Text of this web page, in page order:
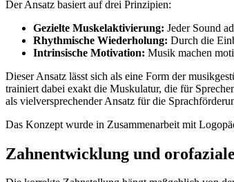
Der Ansatz basiert auf drei Prinzipien:
Gezielte Muskelaktivierung: Jeder Sound
Rhythmische Wiederholung: Durch die
Intrinsische Motivation: Musik machen
Dieser Ansatz lässt sich als eine Form der
trainiert dabei exakt die Muskulatur, die für
als vielversprechender Ansatz für die
Das Konzept wurde in Zusammenarbeit mit
Zahnentwicklung und